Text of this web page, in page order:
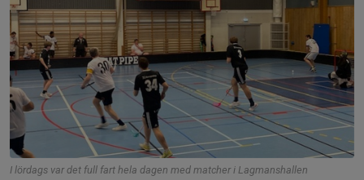
I lördags var det full fart hela dagen med matcher i Lagmanshallen